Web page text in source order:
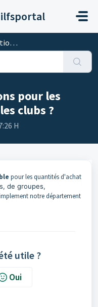
cl...
pour les
clubs ?
H
pour les quantités d'achat
de groupes,
notre département
utile ?
Oui